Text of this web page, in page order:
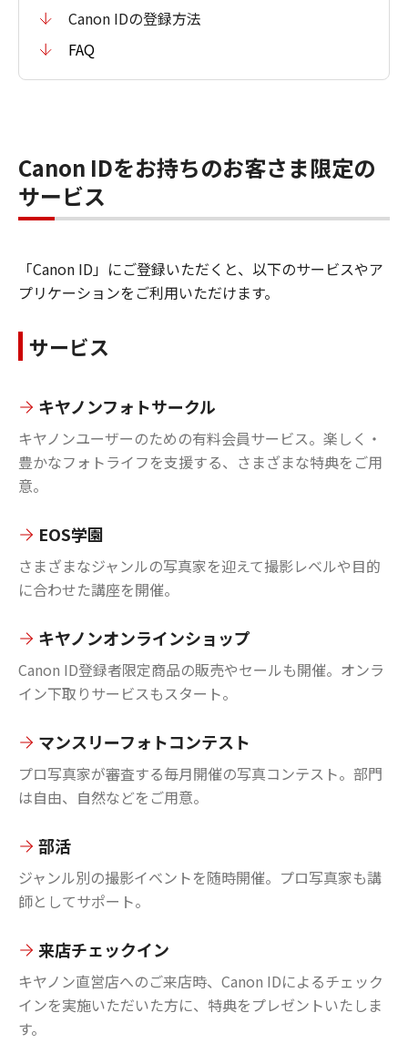
Canon IDの登録方法
FAQ
Canon IDをお持ちのお客さま限定の
サービス
「Canon ID」にご登録いただくと、以下のサービスやア
プリケーションをご利用いただけます。
サービス
キヤノンフォトサークル
キヤノンユーザーのための有料会員サービス。楽しく・
豊かなフォトライフを支援する、さまざまな特典をご用
意。
EOS学園
さまざまなジャンルの写真家を迎えて撮影レベルや目的
に合わせた講座を開催。
キヤノンオンラインショップ
Canon ID登録者限定商品の販売やセールも開催。オンラ
イン下取りサービスもスタート。
マンスリーフォトコンテスト
プロ写真家が審査する毎月開催の写真コンテスト。部門
は自由、自然などをご用意。
部活
ジャンル別の撮影イベントを随時開催。プロ写真家も講
師としてサポート。
来店チェックイン
キヤノン直営店へのご来店時、Canon IDによるチェック
インを実施いただいた方に、特典をプレゼントいたしま
す。